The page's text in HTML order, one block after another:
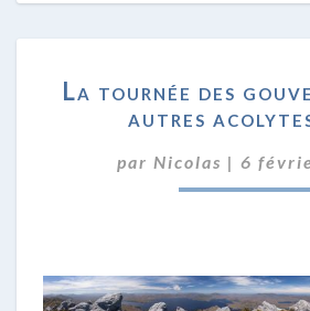
DES
(ET
La tournée des
autres
par Nicolas | 6